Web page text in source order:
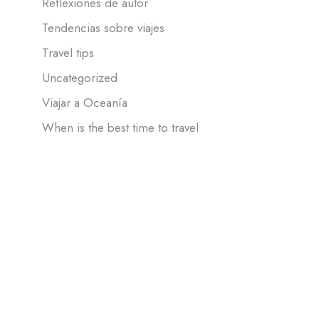
Tendencias sobre viajes
Travel tips
Uncategorized
Viajar a Oceanía
When is the best time to travel